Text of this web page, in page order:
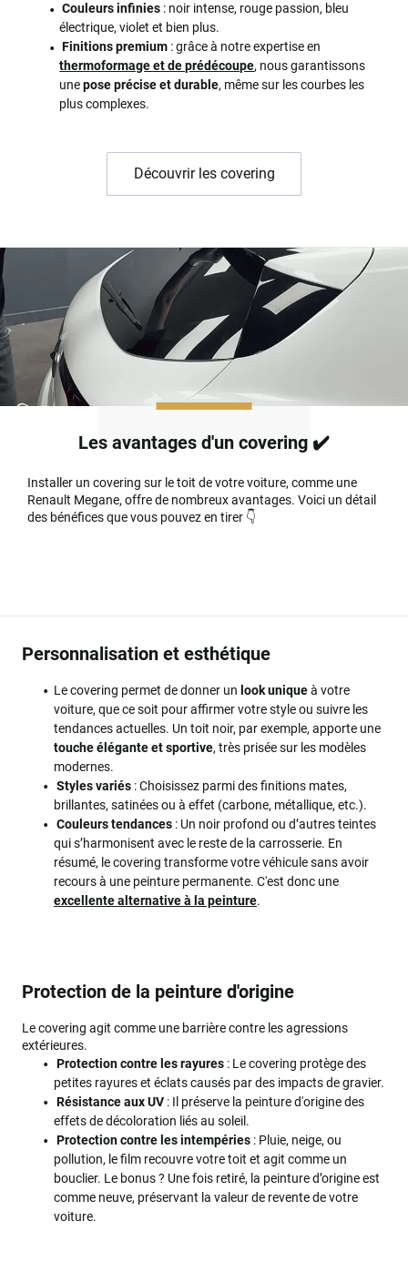
Couleurs infinies : noir intense, rouge passion, bleu
électrique, violet et bien plus.
Finitions premium : grâce à notre expertise en
thermoformage et de prédécoupe, nous garantissons
unepose précise et durable, même sur les courbes les
plus complexes.
Découvrir les covering
Les avantages d'un covering ✔️
Installer un covering sur le toit de votre voiture, comme une
Renault Megane, offre de nombreux avantages. Voici un détail
des bénéfices que vous pouvez en tirer 👇
Personnalisation et esthétique
Le covering permet de donner un look uniqueà votre
voiture, que ce soit pour affirmer votre style ou suivre les
tendances actuelles. Un toit noir, par exemple, apporte une
touche élégante et sportive, très prisée sur les modèles
modernes.
Styles variés: Choisissez parmi des finitions mates,
brillantes, satinées ou à effet (carbone, métallique, etc.).
Couleurs tendances: Un noir profond ou d’autres teintes
qui s’harmonisent avec le reste de la carrosserie. En
résumé, le covering transforme votre véhicule sans avoir
recours à une peinture permanente. C'est donc une
excellente alternative à la peinture.
Protection de la peinture d'origine
Le covering agit comme une barrière contre les agressions
extérieures.
Protection contre les rayures: Le covering protège des
petites rayures et éclats causés par des impacts de gravier.
Résistance aux UV: Il préserve la peinture d'origine des
effets de décoloration liés au soleil.
Protection contre les intempéries: Pluie, neige, ou
pollution, le film recouvre votre toit et agit comme un
bouclier. Le bonus ? Une fois retiré, la peinture d’origine est
comme neuve, préservant la valeur de revente de votre
voiture.